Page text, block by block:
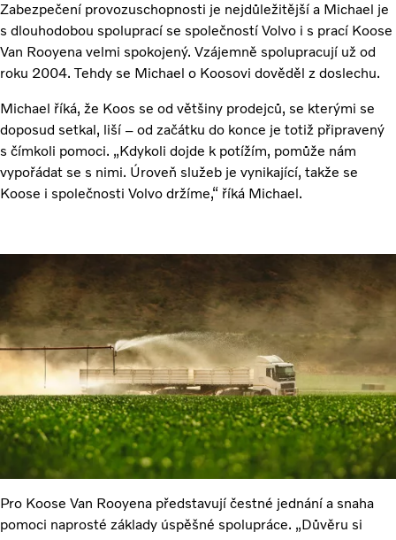
Zabezpečení provozuschopnosti je nejdůležitější a Michael je
s dlouhodobou spoluprací se společností Volvo i s prací Koose
Van Rooyena velmi spokojený. Vzájemně spolupracují už od
roku 2004. Tehdy se Michael o Koosovi dověděl z doslechu.
Michael říká, že Koos se od většiny prodejců, se kterými se
doposud setkal, liší – od začátku do konce je totiž připravený
s čímkoli pomoci. „Kdykoli dojde k potížím, pomůže nám
vypořádat se s nimi. Úroveň služeb je vynikající, takže se
Koose i společnosti Volvo držíme,“ říká Michael.
Pro Koose Van Rooyena představují čestné jednání a snaha
pomoci naprosté základy úspěšné spolupráce. „Důvěru si